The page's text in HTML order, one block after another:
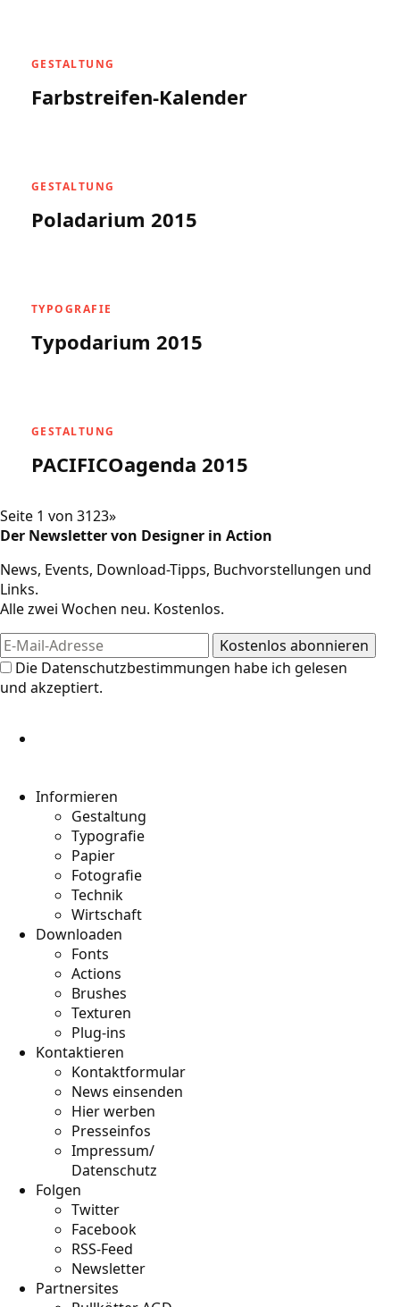
GESTALTUNG
Farbstreifen-Kalender
GESTALTUNG
Poladarium 2015
TYPOGRAFIE
Typodarium 2015
GESTALTUNG
PACIFICOagenda 2015
Seite 1 von 3123»
Der Newsletter von Designer in Action
News, Events, Download-Tipps, Buchvorstellungen und
Links.
Alle zwei Wochen neu. Kostenlos.
Die Datenschutzbestimmungen habe ich gelesen
und akzeptiert.
Informieren
Gestaltung
Typografie
Papier
Fotografie
Technik
Wirtschaft
Downloaden
Fonts
Actions
Brushes
Texturen
Plug-ins
Kontaktieren
Kontaktformular
News einsenden
Hier werben
Presseinfos
Impressum/
Datenschutz
Folgen
Twitter
Facebook
RSS-Feed
Newsletter
Partnersites